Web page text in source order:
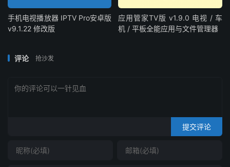
手机电视播放器 IPTV Pro安卓版
v9.1.22 修改版
应用管家TV版 v1.9.0 电视 / 车
机 / 平板全能应用与文件管理器
评论 抢沙发
提交评论